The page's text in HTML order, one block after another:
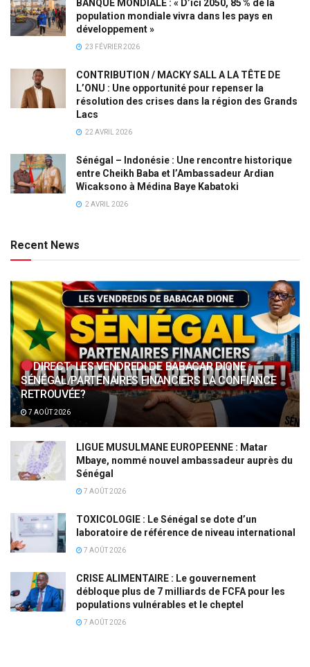
BANQUE MONDIALE : « D’ici 2050, 85 % de la
population mondiale vivra dans les pays en
développement »
23 FÉVRIER 2026
CONTRIBUTION / MACKY SALL A LA TÊTE DE
L’ONU : Une opportunité pour repenser la
résolution des crises dans la région des Grands
Lacs
22 AVRIL 2026
Sénégal – Indonésie : Une rencontre historique
entre Cheikh Baba et l’Ambassadeur Ardian
Wicaksono à Médina Baye Kabatoki
2 AVRIL 2026
Recent News
DIRECT: LES VENDREDI DE BABACAR DIONE :
SÉNÉGAL/PARTENAIRES FINANCIERS LA CONFIANCE
RETROUVÉE?
7 AOÛT 2026
LIGUE MUSULMANE EUROPEENNE : Matar
Mbaye, nommé nouvel ambassadeur auprès du
Sénégal
7 AOÛT 2026
TOXICOLOGIE : Le Sénégal se dote d’un
laboratoire de référence de niveau international
7 AOÛT 2026
CRISE ALIMENTAIRE : Le gouvernement
débloque plus de 7 milliards de FCFA pour les
populations vulnérables et le cheptel
7 AOÛT 2026